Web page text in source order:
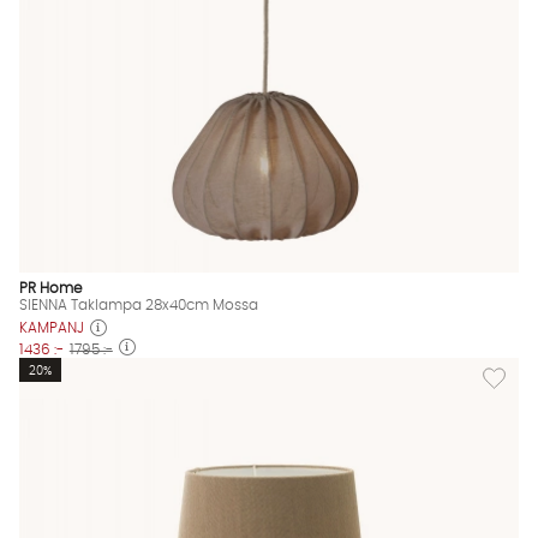
PR Home
SIENNA Taklampa 28x40cm Mossa
KAMPANJ
1436 :- 1795 :-
Lägg
20%